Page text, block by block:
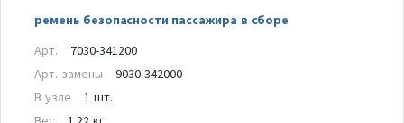
ремень безопасности пассажира в сборе
Арт.
7030-341200
Арт. замены
9030-342000
В узле
1 шт.